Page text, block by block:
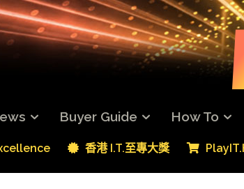
Buyer Guide How To
香港 I.T.至專大獎